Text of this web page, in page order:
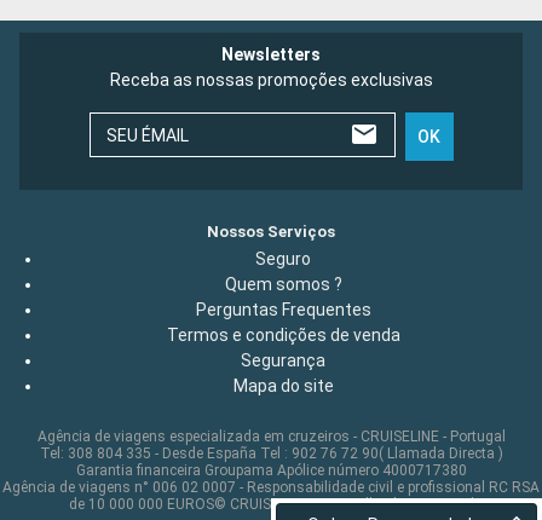
Newsletters
Receba as nossas promoções exclusivas
SEU ÉMAIL OK
Nossos Serviços
Seguro
Quem somos ?
Perguntas Frequentes
Termos e condições de venda
Segurança
Mapa do site
Agência de viagens especializada em cruzeiros - CRUISELINE - Portugal
Tel: 308 804 335 - Desde España Tel : 902 76 72 90( Llamada Directa )
Garantia financeira Groupama Apólice número 4000717380
Agência de viagens n° 006 02 0007 - Responsabilidade civil e profissional RC RSA
de 10 000 000 EUROS© CRUISELINE 2026 - all rights reserved